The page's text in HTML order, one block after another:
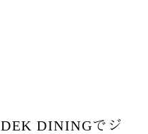
DININGでジ